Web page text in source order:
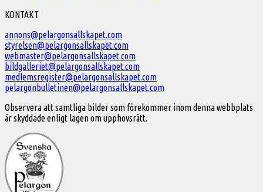
Välkommen
till
Svenska
Pelargonsällskapet
KONTAKT
annons@pelargonsallskapet.com
styrelsen@pelargonsallskapet.com
webmaster@pelargonsallskapet.com
bildgalleriet@pelargonsallskapet.com
medlemsregister@pelargonsallskapet.com
pelargonbulletinen@pelargonsallskapet.com
Observera att samtliga bilder som förekommer inom denna webbplats
är skyddade enligt lagen om upphovsrätt.